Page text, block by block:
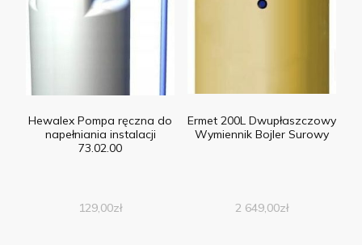
Hewalex Pompa ręczna do
napełniania instalacji
73.02.00
129,00zł
Ermet 200L Dwupłaszczowy
Wymiennik Bojler Surowy
2 649,00zł